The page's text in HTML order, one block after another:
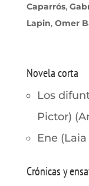
Caparrós,
Lapin, Omer
Novela corta
Los
Pictor)
Ene
Crónicas y